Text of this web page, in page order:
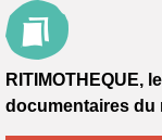
RITIMOTHEQUE,
documentaires du